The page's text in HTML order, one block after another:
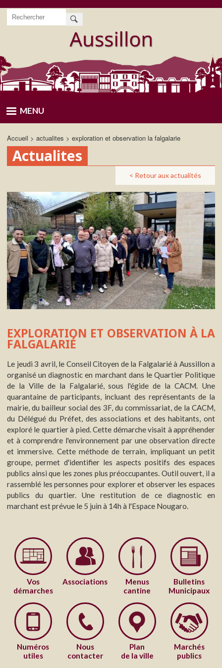
Aller
principal
MENU
Accueil actualites exploration et observation la falgalarie
Actualites
< Retour aux actualités
EXPLORATION ET OBSERVATION À LA
FALGALARIÉ
Le jeudi 3 avril, le Conseil Citoyen de la Falgalarié à Aussillon a
organisé un diagnostic en marchant dans le Quartier Politique
de la Ville de la Falgalarié, sous l'égide de la CACM. Une
quarantaine de participants, incluant des représentants de la
mairie, du bailleur social des 3F, du commissariat, de la CACM,
du Délégué du Préfet, des associations et des habitants, ont
exploré le quartier à pied. Cette démarche visait à appréhender
et à comprendre l'environnement par une observation directe
et immersive. Cette méthode de terrain, impliquant un petit
groupe, permet d'identifier les aspects positifs des espaces
publics ainsi que les zones plus préoccupantes. Outil ouvert, il a
rassemblé les personnes pour explorer et observer les espaces
publics du quartier. Une restitution de ce diagnostic en
marchant est prévue le 5 juin à 14h à l'Espace Nougaro.
Vos
démarches
Associations
Menus
cantine
Bulletins
Municipaux
Numéros
utiles
Nous
contacter
Plan
de la ville
Marchés
publics